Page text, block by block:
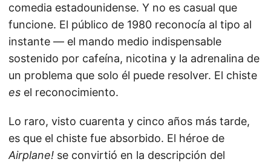
comedia estadounidense. Y no es casual que
funcione. El público de 1980 reconocía al tipo al
instante — el mando medio indispensable
sostenido por cafeína, nicotina y la adrenalina de
un problema que solo él puede resolver. El chiste
es el reconocimiento.
Lo raro, visto cuarenta y cinco años más tarde,
es que el chiste fue absorbido. El héroe de
Airplane! se convirtió en la descripción del